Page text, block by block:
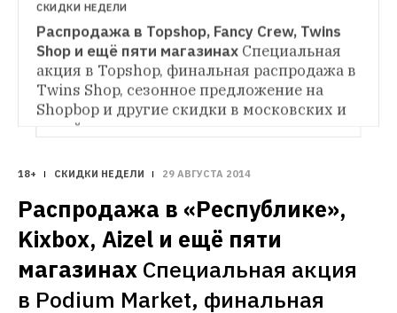
СКИДКИ НЕДЕЛИ
Распродажа в «Республике», Kixbox, Aizel
и ещё пяти магазинахСпециальная акция
в Podium Market, финальная распродажа в
Rehabshop и Brandshop и другие скидки
в московских и онлайн-магазинах
СКИДКИ НЕДЕЛИ
Распродажа в Topshop, Fancy Crew, Twins
Shop и ещё пяти магазинах Специальная
акция в Topshop, финальная распродажа в
Twins Shop, сезонное предложение на
Shopbop и другие скидки в московских и
онлайн-магазинах
18+ СКИДКИ НЕДЕЛИ 29 АВГУСТА 2014
Распродажа в «Республике»,
Kixbox, Aizel и ещё пяти
магазинах Специальная акция
в Podium Market, финальная